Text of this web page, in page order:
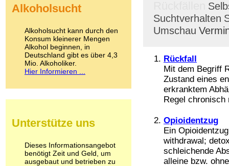
Suchtverhalten
Umschau
Rückfall
Mit dem Begriff
Zustand eines
erkranktem
Regel
Opioidentzug
Ein
withdrawal;
schleichende
alleine bzw.
Kokain
LSD
Marihuana
Medikamente
Meskalin
Metamphetamin
Methadon
Pilze
Psychopharmaka
Schlafmittel
Schmerzmittel
Alkoholsucht
Alkoholsucht kann durch den
Konsum kleinerer Mengen
Alkohol beginnen, in
Deutschland gibt es über 4,3
Mio. Alkoholiker.
Hier Informieren ...
Unterstütze uns
Dieses Informationsangebot
benötigt Zeit und Geld, um
ausgebaut und betrieben zu